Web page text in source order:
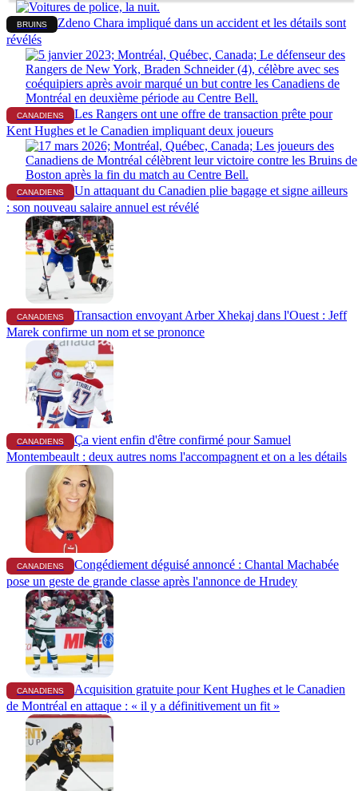
BRUINS
Zdeno Chara impliqué dans un accident et les détails sont
révélés
CANADIENS
Les Rangers ont une offre de transaction prête pour
Kent Hughes et le Canadien impliquant deux joueurs
CANADIENS
Un attaquant du Canadien plie bagage et signe ailleurs
: son nouveau salaire annuel est révélé
CANADIENS
Transaction envoyant Arber Xhekaj dans l'Ouest : Jeff
Marek confirme un nom et se prononce
CANADIENS
Ça vient enfin d'être confirmé pour Samuel
Montembeault : deux autres noms l'accompagnent et on a les détails
CANADIENS
Congédiement déguisé annoncé : Chantal Machabée
pose un geste de grande classe après l'annonce de Hrudey
CANADIENS
Acquisition gratuite pour Kent Hughes et le Canadien
de Montréal en attaque : « il y a définitivement un fit »